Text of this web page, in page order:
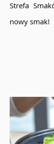
Strefa
nowy smak!